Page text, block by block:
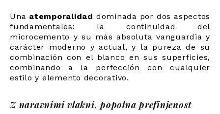
Una atemporalidad dominada por dos aspectos
fundamentales: la continuidad del
microcemento y su más absoluta vanguardia y
carácter moderno y actual, y la pureza de su
combinación con el blanco en sus superficies,
combinando a la perfección con cualquier
estilo y elemento decorativo.
Z naravnimi vlakni, popolna prefinjenost